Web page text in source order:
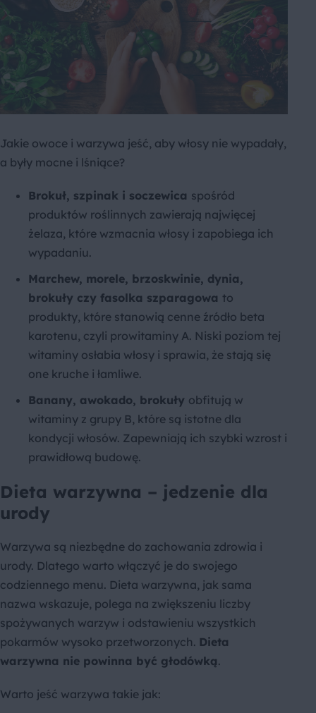
Jakie owoce i warzywa jeść, aby włosy nie wypadały,
a były mocne i lśniące?
Brokuł, szpinak i soczewica spośród
produktów roślinnych zawierają najwięcej
żelaza, które wzmacnia włosy i zapobiega ich
wypadaniu.
Marchew, morele, brzoskwinie, dynia,
brokuły czy fasolka szparagowa to
produkty, które stanowią cenne źródło beta
karotenu, czyli prowitaminy A. Niski poziom tej
witaminy osłabia włosy i sprawia, że stają się
one kruche i łamliwe.
Banany, awokado, brokuły obfitują w
witaminy z grupy B, które są istotne dla
kondycji włosów. Zapewniają ich szybki wzrost i
prawidłową budowę.
Dieta warzywna – jedzenie dla
urody
Warzywa są niezbędne do zachowania zdrowia i
urody. Dlatego warto włączyć je do swojego
codziennego menu. Dieta warzywna, jak sama
nazwa wskazuje, polega na zwiększeniu liczby
spożywanych warzyw i odstawieniu wszystkich
pokarmów wysoko przetworzonych. Dieta
warzywna nie powinna być głodówką.
Warto jeść warzywa takie jak: